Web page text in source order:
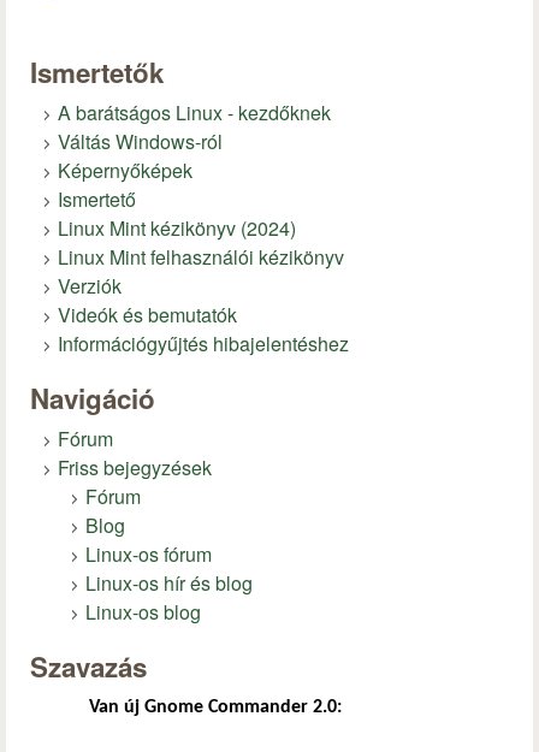
Ismertetők
A barátságos Linux - kezdőknek
Váltás Windows-ról
Képernyőképek
Ismertető
Linux Mint kézikönyv (2024)
Linux Mint felhasználói kézikönyv
Verziók
Videók és bemutatók
Információgyűjtés hibajelentéshez
Navigáció
Fórum
Friss bejegyzések
Fórum
Blog
Linux-os fórum
Linux-os hír és blog
Linux-os blog
Szavazás
Van új Gnome Commander 2.0: